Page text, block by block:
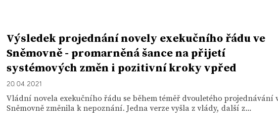
Výsledek projednání novely exekučního řádu ve
Sněmovně - promarněná šance na přijetí
systémových změn i pozitivní kroky vpřed
20. 04. 2021
Vládní novela exekučního řádu se během téměř dvouletého projednávání
Sněmovně změnila k nepoznání. Jedna verze vyšla z vlády, další z...